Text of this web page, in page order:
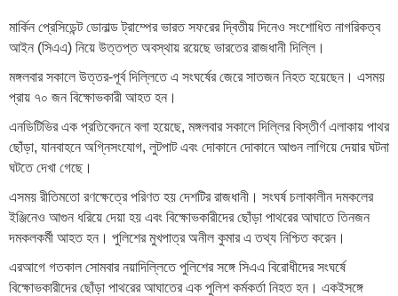
মার্কিন প্রেসিডেন্ট ডোনাল্ড ট্রাম্পের ভারত সফরের দ্বিতীয় দিনেও সংশোধিত নাগরিকত্ব
আইন (সিএএ) নিয়ে উত্তপ্ত অবস্থায় রয়েছে ভারতের রাজধানী দিল্লি।
মঙ্গলবার সকালে উত্তর-পূর্ব দিল্লিতে এ সংঘর্ষের জেরে সাতজন নিহত হয়েছেন। এসময়
প্রায় ৭০ জন বিক্ষোভকারী আহত হন।
এনডিটিভির এক প্রতিবেদনে বলা হয়েছে, মঙ্গলবার সকালে দিল্লির বিস্তীর্ণ এলাকায় পাথর
ছোঁড়া, যানবাহনে অগ্নিসংযোগ, লুটপাট এবং দোকানে দোকানে আগুন লাগিয়ে দেয়ার ঘটনা
ঘটতে দেখা গেছে।
এসময় রীতিমতো রণক্ষেত্রে পরিণত হয় দেশটির রাজধানী। সংঘর্ষ চলাকালীন দমকলের
ইঞ্জিনেও আগুন ধরিয়ে দেয়া হয় এবং বিক্ষোভকারীদের ছোঁড়া পাথরের আঘাতে তিনজন
দমকলকর্মী আহত হন। পুলিশের মুখপাত্র অনীল কুমার এ তথ্য নিশ্চিত করেন।
এরআগে গতকাল সোমবার নয়াদিল্লিতে পুলিশের সঙ্গে সিএএ বিরোধীদের সংঘর্ষে
বিক্ষোভকারীদের ছোঁড়া পাথরের আঘাতের এক পুলিশ কর্মকর্তা নিহত হন। একইসঙ্গে